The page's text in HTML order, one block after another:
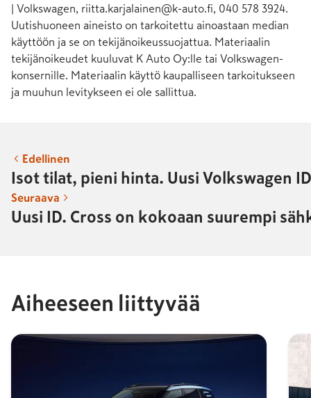
| Volkswagen, riitta.karjalainen@k-auto.fi , 040 578 3924.
Uutishuoneen aineisto on tarkoitettu ainoastaan median
käyttöön ja se on tekijänoikeussuojattua. Materiaalin
tekijänoikeudet kuuluvat K Auto Oy:lle tai Volkswagen-
konsernille. Materiaalin käyttö kaupalliseen tarkoitukseen
ja muuhun levitykseen ei ole sallittua.
Edellinen
Isot tilat, pieni hinta. Uusi Volkswagen
Seuraava
Uusi ID. Cross on kokoaan suurempi
Aiheeseen liittyvää